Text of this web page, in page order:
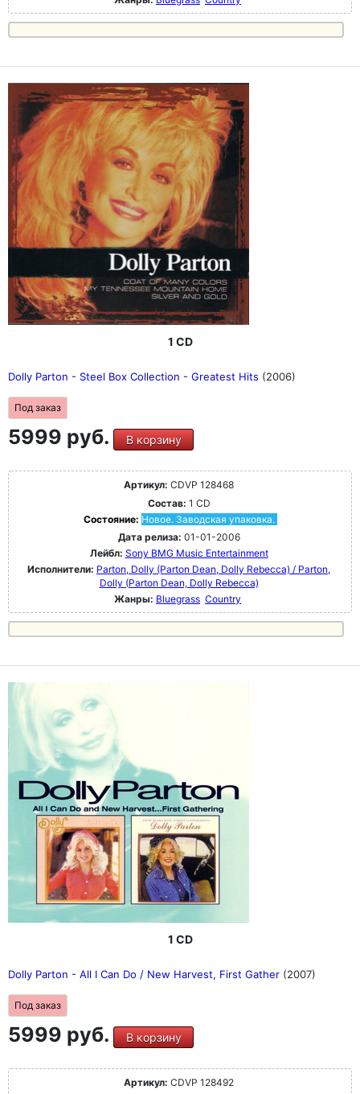
1 CD
Dolly Parton - Steel Box Collection - Greatest Hits (2006)
Под заказ
5999 руб. В корзину
Артикул: CDVP 128468
Состав: 1 CD
Состояние: Новое. Заводская упаковка.
Дата релиза: 01-01-2006
Лейбл: Sony BMG Music Entertainment
Исполнители: Parton, Dolly (Parton Dean, Dolly Rebecca) / Parton,
Dolly (Parton Dean, Dolly Rebecca)
Жанры: Bluegrass Country
1 CD
Dolly Parton - All I Can Do / New Harvest, First Gather (2007)
Под заказ
5999 руб. В корзину
Артикул: CDVP 128492